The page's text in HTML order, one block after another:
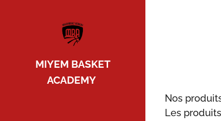
MIYEM BASKET
ACADEMY
Nos
Les